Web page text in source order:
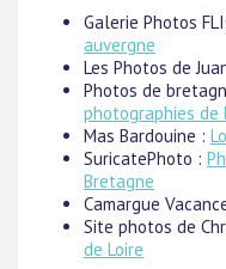
Galerie Photos
auvergne
Les Photos de
Photos de
photographies de
Mas Bardouine :
SuricatePhoto :
Bretagne
Camargue
Site photos de
de Loire